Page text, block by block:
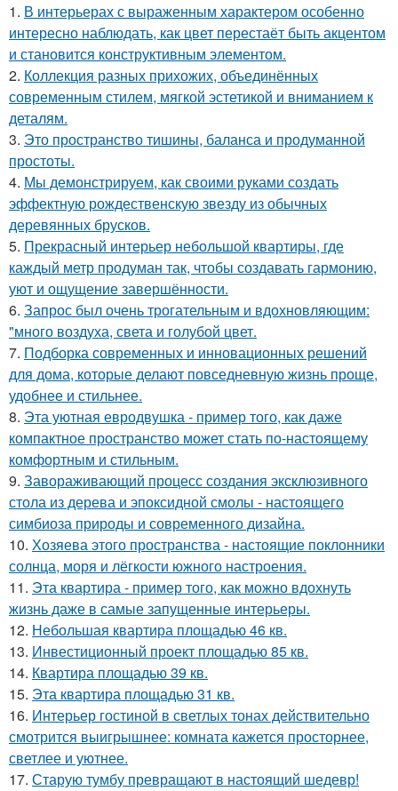
1. В интерьерах с выраженным характером особенно
интересно наблюдать, как цвет перестаёт быть акцентом
и становится конструктивным элементом.
2. Коллекция разных прихожих, объединённых
современным стилем, мягкой эстетикой и вниманием к
деталям.
3. Это пространство тишины, баланса и продуманной
простоты.
4. Мы демонстрируем, как своими руками создать
эффектную рождественскую звезду из обычных
деревянных брусков.
5. Прекрасный интерьер небольшой квартиры, где
каждый метр продуман так, чтобы создавать гармонию,
уют и ощущение завершённости.
6. Запрос был очень трогательным и вдохновляющим:
"много воздуха, света и голубой цвет.
7. Подборка современных и инновационных решений
для дома, которые делают повседневную жизнь проще,
удобнее и стильнее.
8. Эта уютная евродвушка - пример того, как даже
компактное пространство может стать по-настоящему
комфортным и стильным.
9. Завораживающий процесс создания эксклюзивного
стола из дерева и эпоксидной смолы - настоящего
симбиоза природы и современного дизайна.
10. Хозяева этого пространства - настоящие поклонники
солнца, моря и лёгкости южного настроения.
11. Эта квартира - пример того, как можно вдохнуть
жизнь даже в самые запущенные интерьеры.
12. Небольшая квартира площадью 46 кв.
13. Инвестиционный проект площадью 85 кв.
14. Квартира площадью 39 кв.
15. Эта квартира площадью 31 кв.
16. Интерьер гостиной в светлых тонах действительно
смотрится выигрышнее: комната кажется просторнее,
светлее и уютнее.
17. Старую тумбу превращают в настоящий шедевр!